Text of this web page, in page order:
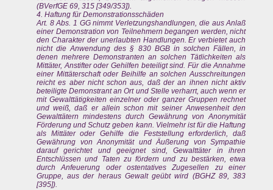
(BVerfGE 69, 315 [349/353]).
4. Haftung für Demonstrationsschäden
Art. 8 Abs. 1 GG nimmt Verletzungshandlungen, die aus Anlaß
einer Demonstration von Teilnehmern begangen werden, nicht
den Charakter der unerlaubten Handlungen. Er verbietet auch
nicht die Anwendung des § 830 BGB in solchen Fällen, in
denen mehrere Demonstranten an solchen Tätlichkeiten als
Mittäter, Anstifter oder Gehilfen beteiligt sind. Für die Annahme
einer Mittäterschaft oder Beihilfe an solchen Ausschreitungen
reicht es aber nicht schon aus, daß der an ihnen nicht aktiv
beteiligte Demonstrant an Ort und Stelle verharrt, auch wenn er
mit Gewalttätigkeiten einzelner oder ganzer Gruppen rechnet
und weiß, daß er allein schon mit seiner Anwesenheit den
Gewalttätern mindestens durch Gewährung von Anonymität
Förderung und Schutz geben kann. Vielmehr ist für die Haftung
als Mittäter oder Gehilfe die Feststellung erforderlich, daß
Gewährung von Anonymität und Äußerung von Sympathie
darauf gerichtet und geeignet sind, Gewalttäter in ihren
Entschlüssen und Taten zu fördern und zu bestärken, etwa
durch Anfeuerung oder ostentatives Zugesellen zu einer
Gruppe, aus der heraus Gewalt geübt wird (BGHZ 89, 383
[395]).